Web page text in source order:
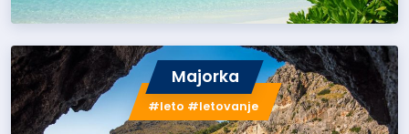
Majorka
#leto #letovanje